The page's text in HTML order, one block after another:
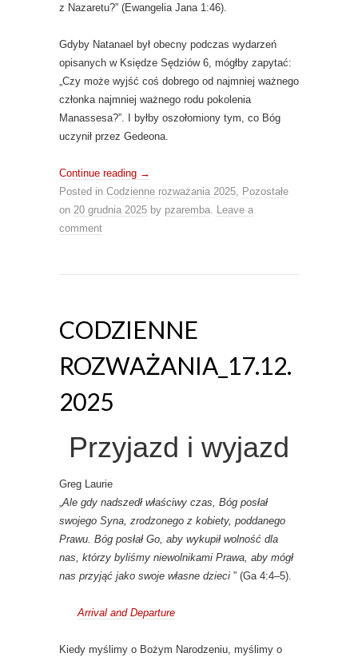
z Nazaretu?” (Ewangelia Jana 1:46).
Gdyby Natanael był obecny podczas wydarzeń
opisanych w Księdze Sędziów 6, mógłby zapytać:
„Czy może wyjść coś dobrego od najmniej ważnego
członka najmniej ważnego rodu pokolenia
Manassesa?”. I byłby oszołomiony tym, co Bóg
uczynił przez Gedeona.
Continue reading →
Posted in Codzienne rozważania 2025, Pozostałe
on 20 grudnia 2025 by pzaremba. Leave a
comment
CODZIENNE
ROZWAŻANIA_17.12.
2025
Przyjazd i wyjazd
Greg Laurie
„Ale gdy nadszedł właściwy czas, Bóg posłał
swojego Syna, zrodzonego z kobiety, poddanego
Prawu. Bóg posłał Go, aby wykupił wolność dla
nas, którzy byliśmy niewolnikami Prawa, aby mógł
nas przyjąć jako swoje własne dzieci ” (Ga 4:4–5).
Arrival and Departure
Kiedy myślimy o Bożym Narodzeniu, myślimy o